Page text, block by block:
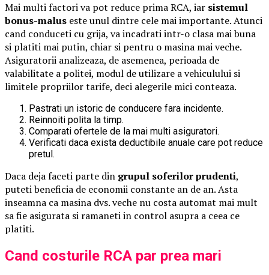
Mai multi factori va pot reduce prima RCA, iar sistemul
bonus-malus este unul dintre cele mai importante. Atunci
cand conduceti cu grija, va incadrati intr-o clasa mai buna
si platiti mai putin, chiar si pentru o masina mai veche.
Asiguratorii analizeaza, de asemenea, perioada de
valabilitate a politei, modul de utilizare a vehiculului si
limitele propriilor tarife, deci alegerile mici conteaza.
Pastrati un istoric de conducere fara incidente.
Reinnoiti polita la timp.
Comparati ofertele de la mai multi asiguratori.
Verificati daca exista deductibile anuale care pot reduce
pretul.
Daca deja faceti parte din grupul soferilor prudenti,
puteti beneficia de economii constante an de an. Asta
inseamna ca masina dvs. veche nu costa automat mai mult
sa fie asigurata si ramaneti in control asupra a ceea ce
platiti.
Cand costurile RCA par prea mari